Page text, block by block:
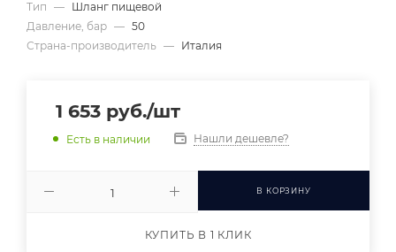
Тип — Шланг пищевой
Давление, бар — 50
Страна-производитель — Италия
1 653 руб./шт
Есть в наличии Нашли дешевле?
В КОРЗИНУ
КУПИТЬ В 1 КЛИК